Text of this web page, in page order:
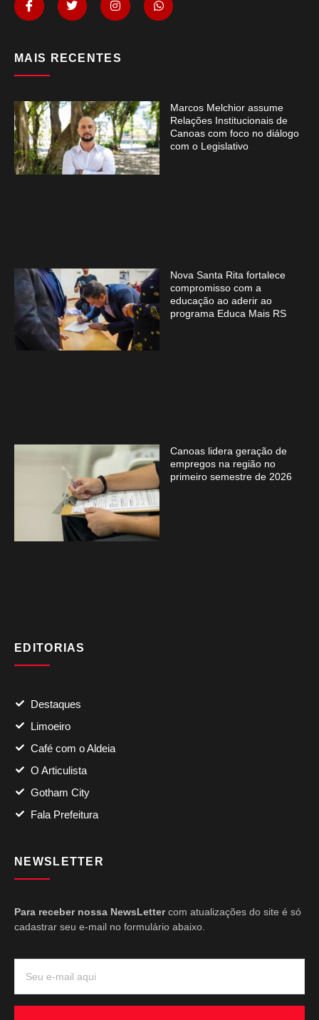
MAIS RECENTES
Marcos Melchior assume
Relações Institucionais de
Canoas com foco no diálogo
com o Legislativo
Nova Santa Rita fortalece
compromisso com a
educação ao aderir ao
programa Educa Mais RS
Canoas lidera geração de
empregos na região no
primeiro semestre de 2026
EDITORIAS
Destaques
Limoeiro
Café com o Aldeia
O Articulista
Gotham City
Fala Prefeitura
NEWSLETTER
Para receber nossa NewsLettercom atualizações do site é só
cadastrar seu e-mail no formulário abaixo.